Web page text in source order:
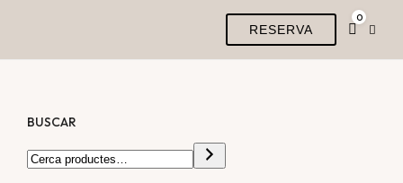
RESERVA
0
BUSCAR